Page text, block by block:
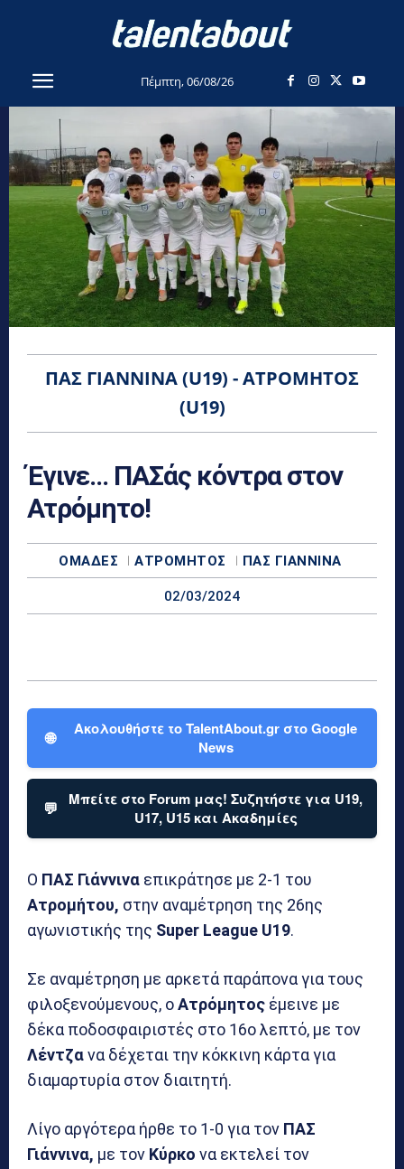
Πέμπτη, 06/08/26
ΠΑΣ ΓΙΆΝΝΙΝΑ (U19) - ΑΤΡΌΜΗΤΟΣ
(U19)
Έγινε… ΠΑΣάς κόντρα στον
Ατρόμητο!
ΟΜΆΔΕΣ ΑΤΡΌΜΗΤΟΣ ΠΑΣ ΓΙΆΝΝΙΝΑ
02/03/2024
🌐
Ακολουθήστε το TalentAbout.gr στο Google
News
💬
Μπείτε στο Forum μας! Συζητήστε για U19,
U17, U15 και Ακαδημίες
Ο ΠΑΣ Γιάννινα επικράτησε με 2-1 του
Ατρομήτου, στην αναμέτρηση της 26ης
αγωνιστικής της Super League U19.
Σε αναμέτρηση με αρκετά παράπονα για τους
φιλοξενούμενους, οΑτρόμητος έμεινε με
δέκα ποδοσφαιριστές στο 16ο λεπτό, με τον
Λέντζανα δέχεται την κόκκινη κάρτα για
διαμαρτυρία στον διαιτητή.
Λίγο αργότερα ήρθε το 1-0 για τον ΠΑΣ
Γιάννινα, με τον Κύρκο να εκτελεί τον